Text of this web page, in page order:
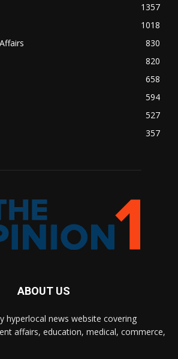
1357
1018
830
820
658
594
527
357
ABOUT US
hyperlocal news website covering
affairs, education, medical, commerce,